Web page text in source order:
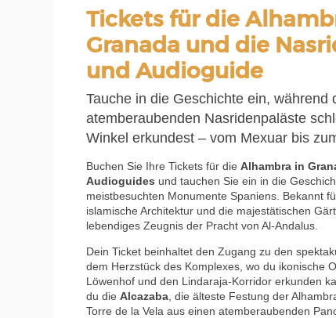
Tickets für die
Granada und die
und Audioguide
Tauche in die Geschichte ein, während
atemberaubenden Nasridenpaläste
Winkel erkundest – vom Mexuar bis
Buchen Sie Ihre Tickets für die Alhambra in
Audioguides und tauchen Sie ein in die
meistbesuchten Monumente Spaniens. Bekannt
islamische Architektur und die majestätischen
lebendiges Zeugnis der Pracht von Al-Andalus.
Dein Ticket beinhaltet den Zugang zu den
dem Herzstück des Komplexes, wo du ikonische
Löwenhof und den Lindaraja-Korridor erkunden
du die Alcazaba , die älteste Festung der
Torre de la Vela aus einen atemberaubenden